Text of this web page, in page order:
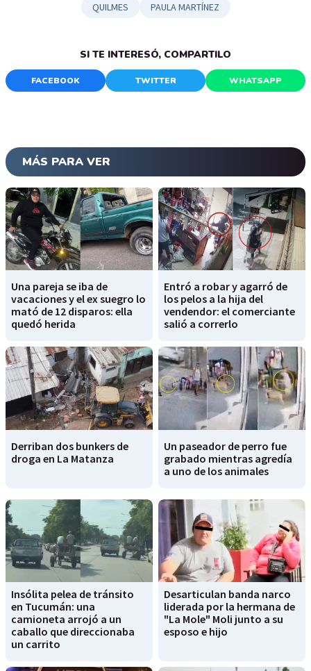
QUILMES PAULA MARTÍNEZ
SI TE INTERESÓ, COMPARTILO
FACEBOOK TWITTER WHATSAPP
MÁS PARA VER
Una pareja se iba de
vacaciones y el ex suegro lo
mató de 12 disparos: ella
quedó herida
Entró a robar y agarró de
los pelos a la hija del
vendendor: el comerciante
salió a correrlo
Derriban dos bunkers de
droga en La Matanza
Un paseador de perro fue
grabado mientras agredía
a uno de los animales
Insólita pelea de tránsito
en Tucumán: una
camioneta arrojó a un
caballo que direccionaba
un carrito
Desarticulan banda narco
liderada por la hermana de
"La Mole" Moli junto a su
esposo e hijo